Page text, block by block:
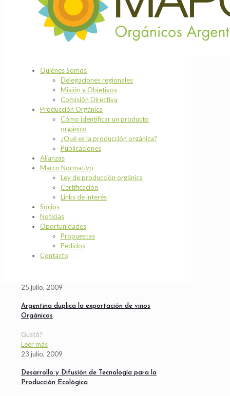
Quiénes Somos
Delegaciones regionales
Misión y Objetivos
Comisión Directiva
Producción Orgánica
Cómo identificar un producto
orgánico
¿Qué es la producción orgánica?
Publicaciones
Alianzas
Marco Normativo
Ley de producción orgánica
Certificación
Links de interés
Socios
Noticias
Oportunidades
Propuestas
Pedidos
Contacto
25 julio, 2009
Argentina duplica la exportación de vinos
Orgánicos
Gustó?
Leer más
23 julio, 2009
Desarrollo y Difusión de Tecnología para la
Producción Ecológica